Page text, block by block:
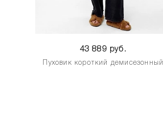
43 889 руб.
Пуховик короткий демисезонный